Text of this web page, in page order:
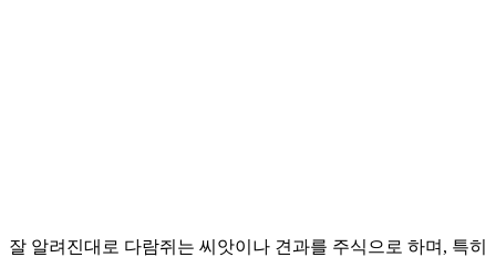
잘 알려진대로 다람쥐는 씨앗이나 견과를 주식으로 하며, 특히